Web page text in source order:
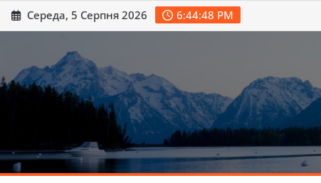
Перейти
до
Середа, 5 Серпня 2026 6:44:49 PM